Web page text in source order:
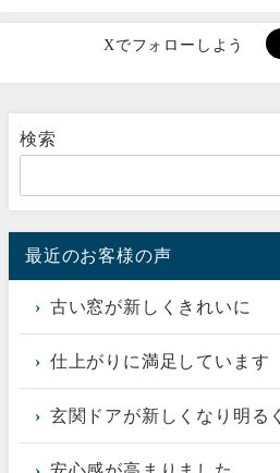
Xでフォローしよう
検索
最近のお客様の声
古い窓が新しくきれいに
仕上がりに満足しています
玄関ドアが新しくなり明る